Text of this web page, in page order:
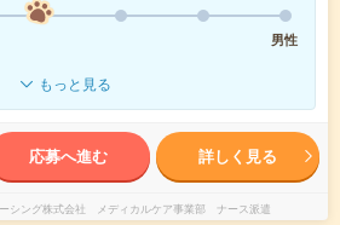
男性
もっと見る
応募へ進む 詳しく見る
シング株式会社 メディカルケア事業部 ナース派遣